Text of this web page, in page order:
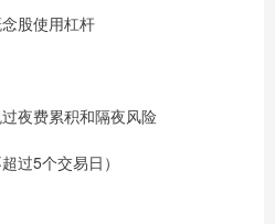
股使用杠杆
夜费累积和隔夜风险
过5个交易日）